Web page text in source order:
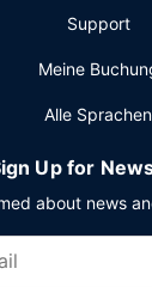
Support
Meine
Alle Sprachen
Up for
about news